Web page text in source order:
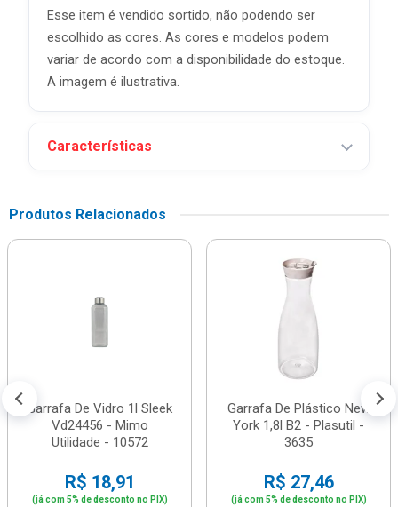
Esse item é vendido sortido, não podendo ser
escolhido as cores. As cores e modelos podem
variar de acordo com a disponibilidade do estoque.
A imagem é ilustrativa.
Características
Produtos Relacionados
Garrafa De Vidro 1l Sleek
Vd24456 - Mimo
Utilidade - 10572
R$ 18,91
(já com 5% de desconto no PIX)
Garrafa De Plástico New
York 1,8l B2 - Plasutil -
3635
R$ 27,46
(já com 5% de desconto no PIX)